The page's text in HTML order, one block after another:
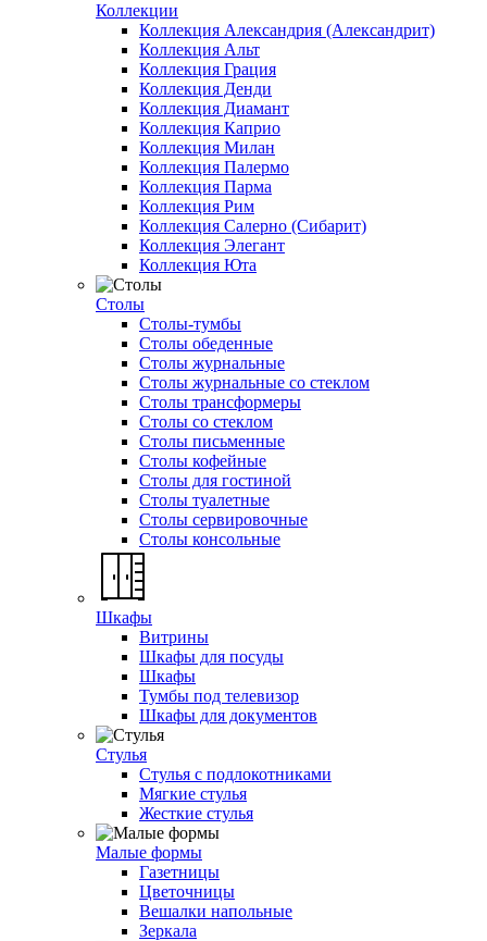
Коллекции
Коллекция Александрия (Александрит)
Коллекция Альт
Коллекция Грация
Коллекция Денди
Коллекция Диамант
Коллекция Каприо
Коллекция Милан
Коллекция Палермо
Коллекция Парма
Коллекция Рим
Коллекция Салерно (Сибарит)
Коллекция Элегант
Коллекция Юта
Столы
Столы-тумбы
Столы обеденные
Столы журнальные
Столы журнальные со стеклом
Столы трансформеры
Столы со стеклом
Столы письменные
Столы кофейные
Столы для гостиной
Столы туалетные
Столы сервировочные
Столы консольные
Шкафы
Витрины
Шкафы для посуды
Шкафы
Тумбы под телевизор
Шкафы для документов
Стулья
Стулья с подлокотниками
Мягкие стулья
Жесткие стулья
Малые формы
Газетницы
Цветочницы
Вешалки напольные
Зеркала